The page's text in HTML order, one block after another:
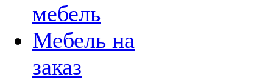
мебель
Мебель на
заказ